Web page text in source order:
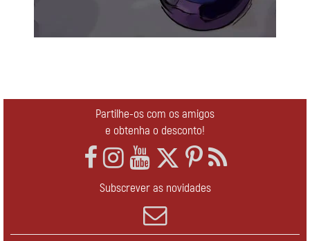
Partilhe-os com os amigos
e obtenha o desconto!
Subscrever as novidades